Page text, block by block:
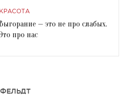
КРАСОТА
Выгорание — это не про слабых.
про нас